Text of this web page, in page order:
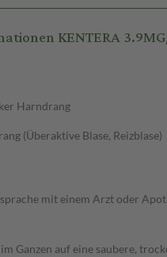
KENTERA
Harndrang
(Überaktive Blase, Reizblase)
mit einem Arzt oder
Ganzen auf eine saubere,